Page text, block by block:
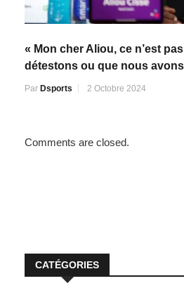
« Mon cher Aliou, ce n’est
détestons ou que nous
Par Dsports 2 Octobre 2024
Comments are closed.
CATÉGORIES